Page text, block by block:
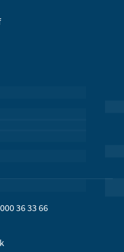
36 33 66